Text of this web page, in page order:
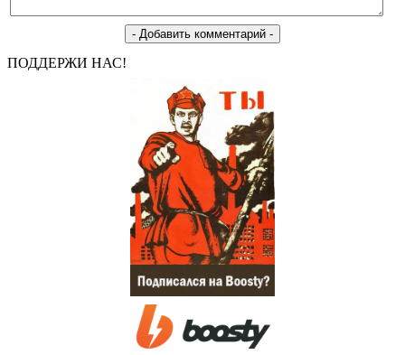
ПОДДЕРЖИ НАС!